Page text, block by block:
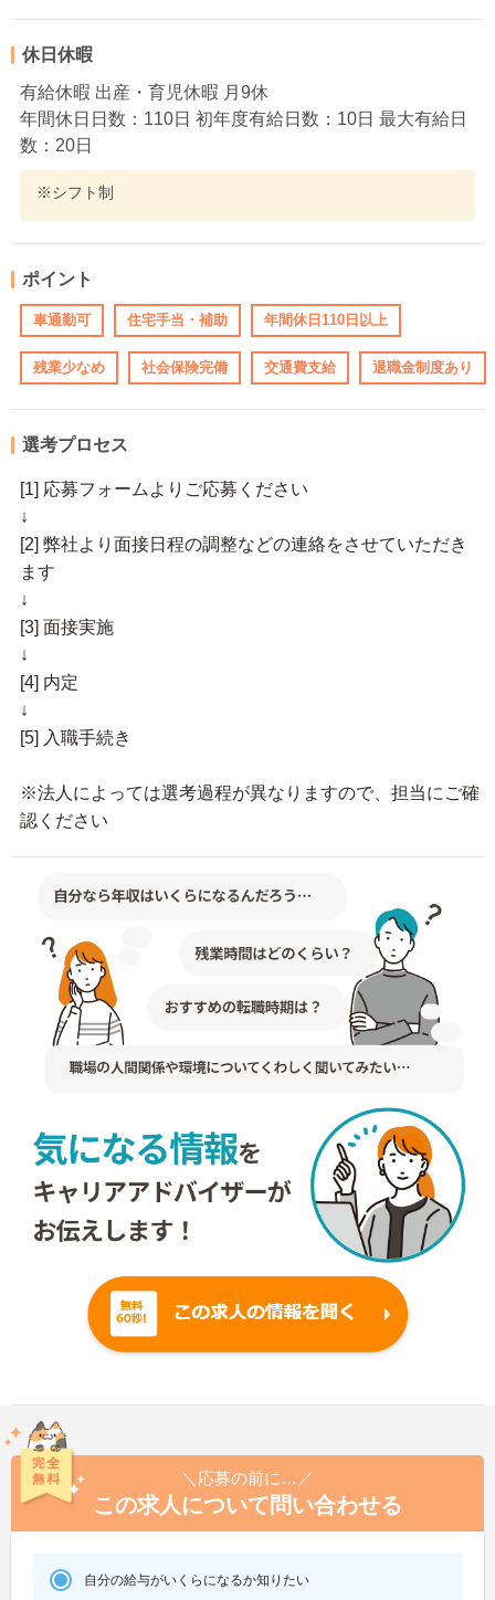
休日休暇
有給休暇 出産・育児休暇 月9休
年間休日日数：110日 初年度有給日数：10日 最大有給日
数：20日
※シフト制
ポイント
車通勤可 住宅手当・補助 年間休日110日以上
残業少なめ 社会保険完備 交通費支給 退職金制度あり
選考プロセス
[1] 応募フォームよりご応募ください
↓
[2] 弊社より面接日程の調整などの連絡をさせていただき
ます
↓
[3] 面接実施
↓
[4] 内定
↓
[5] 入職手続き
※法人によっては選考過程が異なりますので、担当にご確
認ください
＼応募の前に…／
この求人について問い合わせる
自分の給与がいくらになるか知りたい